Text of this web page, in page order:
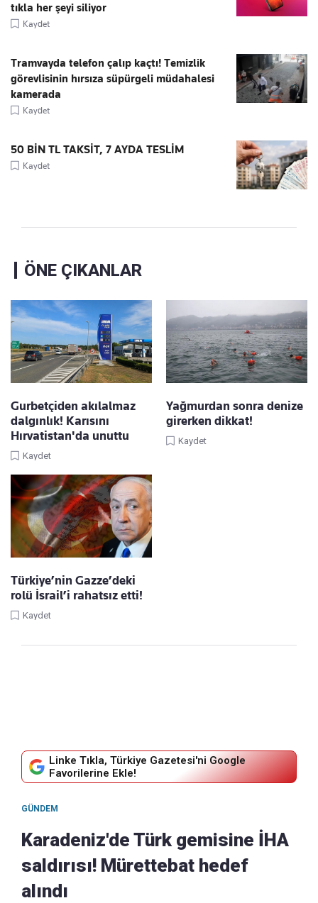
tıkla her şeyi siliyor
Kaydet
Tramvayda telefon çalıp kaçtı! Temizlik
görevlisinin hırsıza süpürgeli müdahalesi
kamerada
Kaydet
50 BİN TL TAKSİT, 7 AYDA TESLİM
Kaydet
ÖNE ÇIKANLAR
Gurbetçiden akılalmaz
dalgınlık! Karısını
Hırvatistan'da unuttu
Kaydet
Yağmurdan sonra denize
girerken dikkat!
Kaydet
Türkiye’nin Gazze’deki
rolü İsrail’i rahatsız etti!
Kaydet
Linke Tıkla, Türkiye Gazetesi'ni Google
Favorilerine Ekle!
GÜNDEM
Karadeniz'de Türk gemisine İHA
saldırısı! Mürettebat hedef
alındı